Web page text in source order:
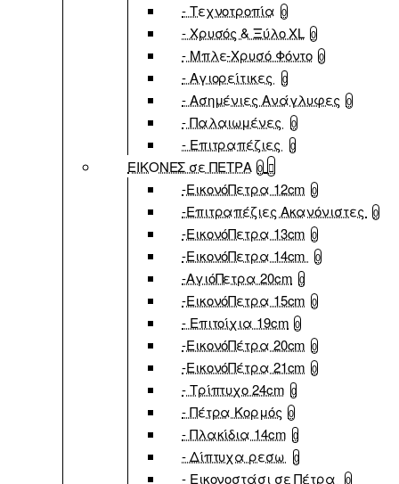
- Τεχνοτροπία 0
- Χρυσός & Ξύλο XL 0
- Μπλε-Χρυσό Φόντο 0
- Αγιορείτικες 0
- Ασημένιες Ανάγλυφες 0
- Παλαιωμένες 0
- Επιτραπέζιες 0
ΕΙΚΟΝΕΣ σε ΠΕΤΡΑ 0
-ΕικονόΠετρα 12cm 0
-Επιτραπέζιες Ακανόνιστες 0
-ΕικονόΠετρα 13cm 0
-ΕικονόΠετρα 14cm 0
-ΑγιόΠετρα 20cm 0
-ΕικονόΠετρα 15cm 0
- Επιτοίχια 19cm 0
-ΕικονόΠέτρα 20cm 0
-ΕικονόΠέτρα 21cm 0
- Τρίπτυχο 24cm 0
- Πέτρα Κορμός 0
- Πλακίδια 14cm 0
- Δίπτυχα ρεσω 0
- Εικονοστάσι σε Πέτρα 0